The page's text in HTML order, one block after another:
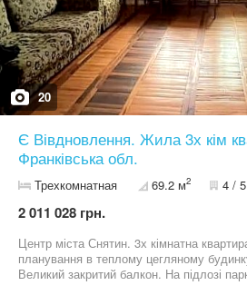
20
Є Вівдновлення. Жила 3х кім
Франківська обл.
Трехкомнатная 69.2 м2 4 /
2 011 028 грн.
Центр міста Снятин. 3х кімнатна
планування в теплому цегляному
Великий закритий балкон. На підлозі